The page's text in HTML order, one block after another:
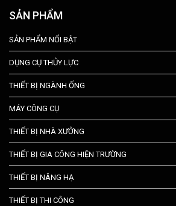
SẢN PHẨM
SẢN PHẨM NỔI BẬT
DỤNG CỤ THỦY LỰC
THIẾT BỊ NGÀNH ỐNG
MÁY CÔNG CỤ
THIẾT BỊ NHÀ XƯỞNG
THIẾT BỊ GIA CÔNG HIỆN TRƯỜNG
THIẾT BỊ NÂNG HẠ
THIẾT BỊ THI CÔNG